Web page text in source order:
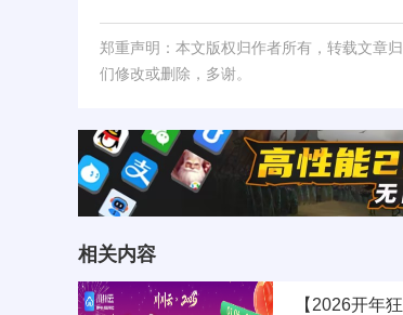
郑重声明：本文版权归作者所有，转载文章
们修改或删除，多谢。
相关内容
【2026开年